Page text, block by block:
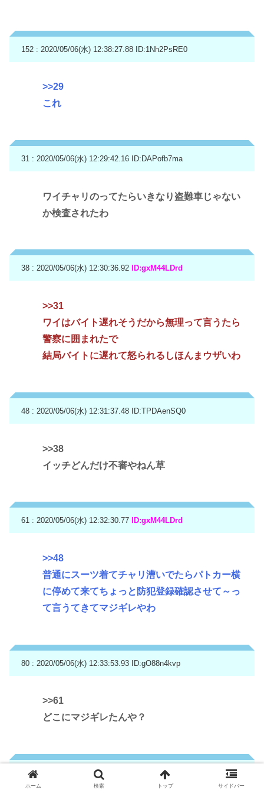
152 : 2020/05/06(水) 12:38:27.88 ID:1Nh2PsRE0
>>29
これ
31 : 2020/05/06(水) 12:29:42.16 ID:DAPofb7ma
ワイチャリのってたらいきなり盗難車じゃない
か検査されたわ
38 : 2020/05/06(水) 12:30:36.92 ID:gxM44LDrd
>>31
ワイはバイト遅れそうだから無理って言うたら
警察に囲まれたで
結局バイトに遅れて怒られるしほんまウザいわ
48 : 2020/05/06(水) 12:31:37.48 ID:TPDAenSQ0
>>38
イッチどんだけ不審やねん草
61 : 2020/05/06(水) 12:32:30.77 ID:gxM44LDrd
>>48
普通にスーツ着てチャリ漕いでたらパトカー横
に停めて来てちょっと防犯登録確認させて～っ
て言うてきてマジギレやわ
80 : 2020/05/06(水) 12:33:53.93 ID:gO88n4kvp
>>61
どこにマジギレたんや？
99 : 2020/05/06(水) 12:35:04.34 ID:gxM44LDrd
ホーム 検索 トップ サイドバー